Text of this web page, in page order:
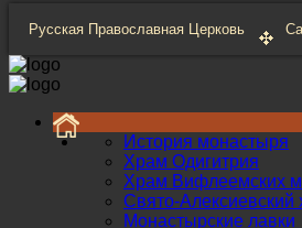
Русская Православная Церковь
История монастыря
Храм Одигитрия
Храм Вифлеемских
Свято-Алексиевский
Монастырские лавки